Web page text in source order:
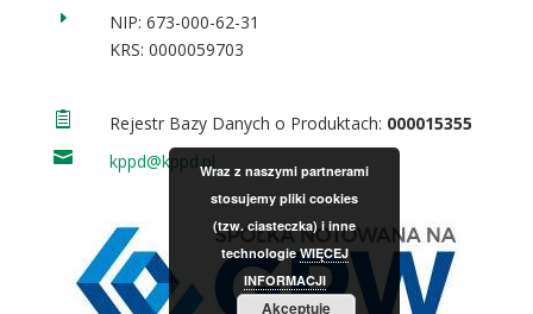
E
NIP: 673-000-62-31
KRS: 0000059703
 Rejestr Bazy Danych o Produktach: 000015355
 kppd@kppd.plWraz z naszymi partnerami
stosujemy pliki cookies
(tzw. ciasteczka) i inne
technologieWIĘCEJ
INFORMACJI
Akceptuję